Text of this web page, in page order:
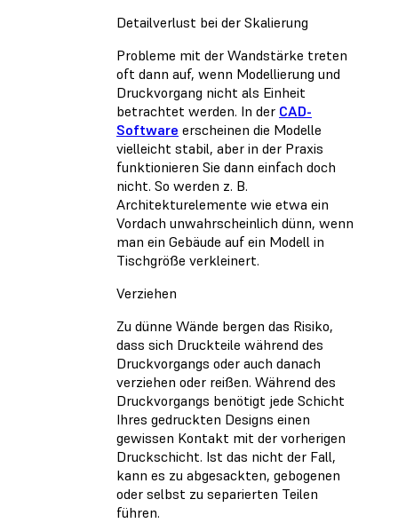
Detailverlust bei der Skalierung
Probleme mit der Wandstärke treten
oft dann auf, wenn Modellierung und
Druckvorgang nicht als Einheit
betrachtet werden. In der CAD-
Software erscheinen die Modelle
vielleicht stabil, aber in der Praxis
funktionieren Sie dann einfach doch
nicht. So werden z. B.
Architekturelemente wie etwa ein
Vordach unwahrscheinlich dünn, wenn
man ein Gebäude auf ein Modell in
Tischgröße verkleinert.
Verziehen
Zu dünne Wände bergen das Risiko,
dass sich Druckteile während des
Druckvorgangs oder auch danach
verziehen oder reißen. Während des
Druckvorgangs benötigt jede Schicht
Ihres gedruckten Designs einen
gewissen Kontakt mit der vorherigen
Druckschicht. Ist das nicht der Fall,
kann es zu abgesackten, gebogenen
oder selbst zu separierten Teilen
führen.